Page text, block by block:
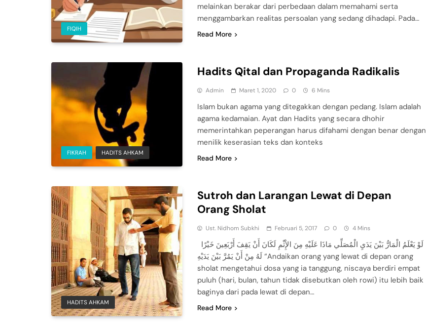
FIQIH
melainkan berakar dari perbedaan dalam memahami serta
menggambarkan realitas persoalan yang sedang dihadapi. Pada…
Read More
FIKRAH HADITS AHKAM
Hadits Qital dan Propaganda Radikalis
Admin Maret 1, 2020 0 6 Mins
Islam bukan agama yang ditegakkan dengan pedang. Islam adalah
agama kedamaian. Ayat dan Hadits yang secara dhohir
memerintahkan peperangan harus difahami dengan benar dengan
menilik keserasian teks dan konteks
Read More
HADITS AHKAM
Sutroh dan Larangan Lewat di Depan
Orang Sholat
Ust. Nidhom Subkhi Februari 5, 2017 0 4 Mins
لَهُ مِنْ أَنْ يَمُرَّ بَيْنَ يَدَيْهِ “Andaikan orang yang lewat di depan orang
sholat mengetahui dosa yang ia tanggung, niscaya berdiri empat
puluh (hari, bulan, tahun tidak disebutkan oleh rowi) itu lebih baik
baginya dari pada lewat di depan…
Read More